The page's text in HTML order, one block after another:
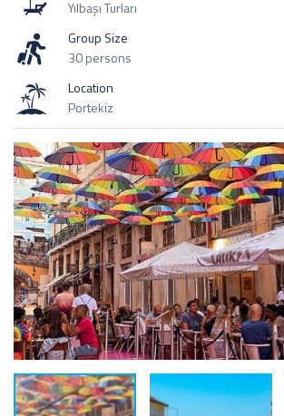
Yılbaşı Turları
Group Size
30 persons
Location
Portekiz